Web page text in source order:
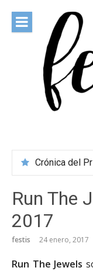
contenido
Run The
2017
festis 24 enero, 2017
Run The Jewels